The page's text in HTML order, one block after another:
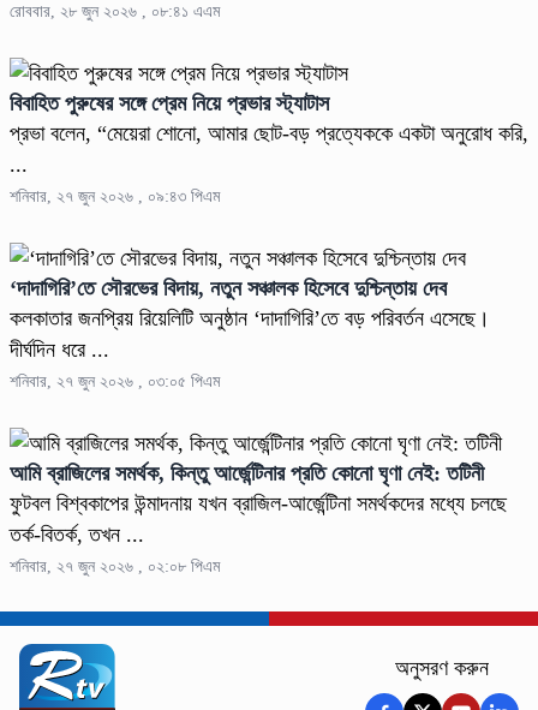
রোববার, ২৮ জুন ২০২৬ , ০৮:৪১ এএম
বিবাহিত পুরুষের সঙ্গে প্রেম নিয়ে প্রভার স্ট্যাটাস
প্রভা বলেন, “মেয়েরা শোনো, আমার ছোট-বড় প্রত্যেককে একটা অনুরোধ করি,
...
শনিবার, ২৭ জুন ২০২৬ , ০৯:৪৩ পিএম
‘দাদাগিরি’তে সৌরভের বিদায়, নতুন সঞ্চালক হিসেবে দুশ্চিন্তায় দেব
কলকাতার জনপ্রিয় রিয়েলিটি অনুষ্ঠান ‘দাদাগিরি’তে বড় পরিবর্তন এসেছে।
দীর্ঘদিন ধরে ...
শনিবার, ২৭ জুন ২০২৬ , ০৩:০৫ পিএম
আমি ব্রাজিলের সমর্থক, কিন্তু আর্জেন্টিনার প্রতি কোনো ঘৃণা নেই: তটিনী
ফুটবল বিশ্বকাপের উন্মাদনায় যখন ব্রাজিল-আর্জেন্টিনা সমর্থকদের মধ্যে চলছে
তর্ক-বিতর্ক, তখন ...
শনিবার, ২৭ জুন ২০২৬ , ০২:০৮ পিএম
অনুসরণ করুন